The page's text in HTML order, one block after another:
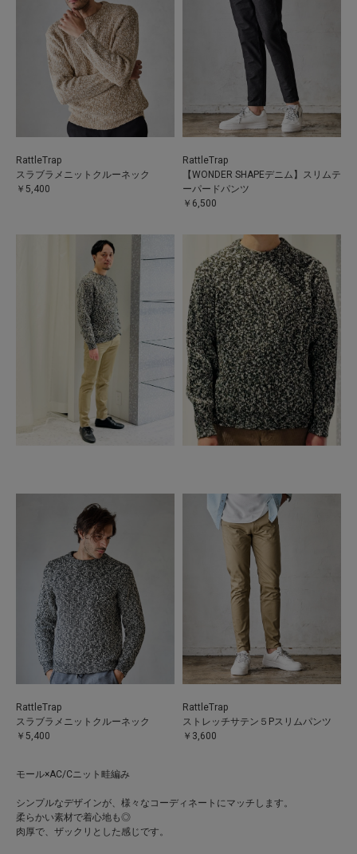
RattleTrap
スラブラメニットクルーネック
￥5,400
RattleTrap
【WONDER SHAPEデニム】スリムテ
ーパードパンツ
￥6,500
RattleTrap
スラブラメニットクルーネック
￥5,400
RattleTrap
ストレッチサテン５Pスリムパンツ
￥3,600
モール×AC/Cニット畦編み
シンプルなデザインが、様々なコーディネートにマッチします。
柔らかい素材で着心地も◎
肉厚で、ザックリとした感じです。